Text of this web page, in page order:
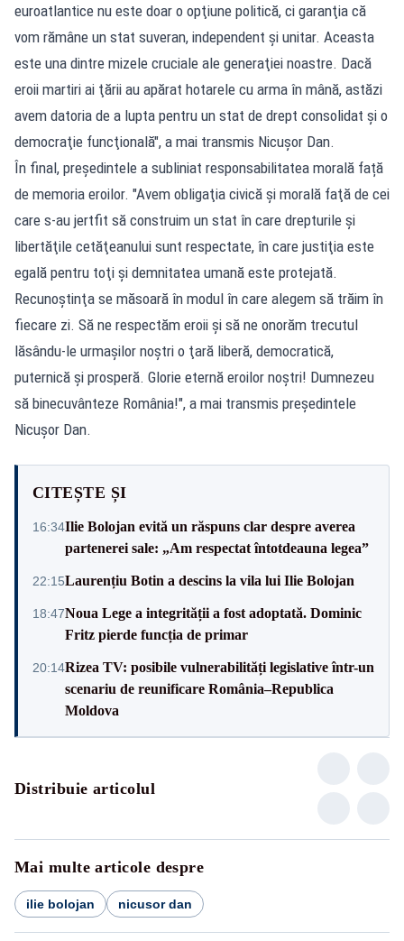
euroatlantice nu este doar o opţiune politică, ci garanţia că
vom rămâne un stat suveran, independent şi unitar. Aceasta
este una dintre mizele cruciale ale generaţiei noastre. Dacă
eroii martiri ai ţării au apărat hotarele cu arma în mână, astăzi
avem datoria de a lupta pentru un stat de drept consolidat şi o
democraţie funcţională", a mai transmis Nicuşor Dan.
În final, președintele a subliniat responsabilitatea morală față
de memoria eroilor. "Avem obligaţia civică şi morală faţă de cei
care s-au jertfit să construim un stat în care drepturile şi
libertăţile cetăţeanului sunt respectate, în care justiţia este
egală pentru toţi şi demnitatea umană este protejată.
Recunoştinţa se măsoară în modul în care alegem să trăim în
fiecare zi. Să ne respectăm eroii şi să ne onorăm trecutul
lăsându-le urmaşilor noştri o ţară liberă, democratică,
puternică şi prosperă. Glorie eternă eroilor noştri! Dumnezeu
să binecuvânteze România!", a mai transmis preşedintele
Nicuşor Dan.
CITEȘTE ȘI
16:34Ilie Bolojan evită un răspuns clar despre averea
partenerei sale: „Am respectat întotdeauna legea”
22:15Laurențiu Botin a descins la vila lui Ilie Bolojan
18:47Noua Lege a integrității a fost adoptată. Dominic
Fritz pierde funcția de primar
20:14Rizea TV: posibile vulnerabilități legislative într-un
scenariu de reunificare România–Republica
Moldova
Distribuie articolul
Mai multe articole despre
ilie bolojan nicusor dan